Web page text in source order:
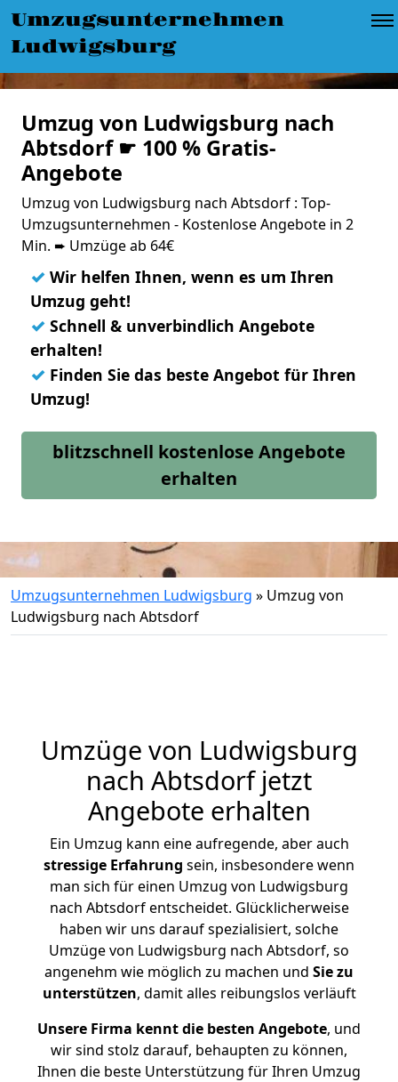
Umzugsunternehmen
Ludwigsburg
Umzug von Ludwigsburg nach
Abtsdorf ☛ 100 % Gratis-
Angebote
Umzug von Ludwigsburg nach Abtsdorf : Top-
Umzugsunternehmen - Kostenlose Angebote in 2
Min. ➨ Umzüge ab 64€
✓ Wir helfen Ihnen, wenn es um Ihren
Umzug geht!
✓ Schnell & unverbindlich Angebote
erhalten!
✓ Finden Sie das beste Angebot für Ihren
Umzug!
blitzschnell kostenlose Angebote
erhalten
Umzugsunternehmen Ludwigsburg » Umzug von
Ludwigsburg nach Abtsdorf
Umzüge von Ludwigsburg
nach Abtsdorf jetzt
Angebote erhalten
Ein Umzug kann eine aufregende, aber auch
stressige Erfahrung sein, insbesondere wenn
man sich für einen Umzug von Ludwigsburg
nach Abtsdorf entscheidet. Glücklicherweise
haben wir uns darauf spezialisiert, solche
Umzüge von Ludwigsburg nach Abtsdorf, so
angenehm wie möglich zu machen und Sie zu
unterstützen, damit alles reibungslos verläuft
Unsere Firma kennt die besten Angebote, und
wir sind stolz darauf, behaupten zu können,
Ihnen die beste Unterstützung für Ihren Umzug